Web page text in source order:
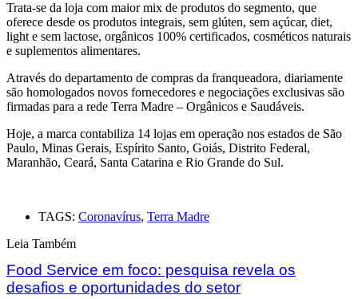
Trata-se da loja com maior mix de produtos do segmento, que
oferece desde os produtos integrais, sem glúten, sem açúcar, diet,
light e sem lactose, orgânicos 100% certificados, cosméticos naturais
e suplementos alimentares.
Através do departamento de compras da franqueadora, diariamente
são homologados novos fornecedores e negociações exclusivas são
firmadas para a rede Terra Madre – Orgânicos e Saudáveis.
Hoje, a marca contabiliza 14 lojas em operação nos estados de São
Paulo, Minas Gerais, Espírito Santo, Goiás, Distrito Federal,
Maranhão, Ceará, Santa Catarina e Rio Grande do Sul.
TAGS: Coronavírus, Terra Madre
Leia Também
Food Service em foco: pesquisa revela os
desafios e oportunidades do setor